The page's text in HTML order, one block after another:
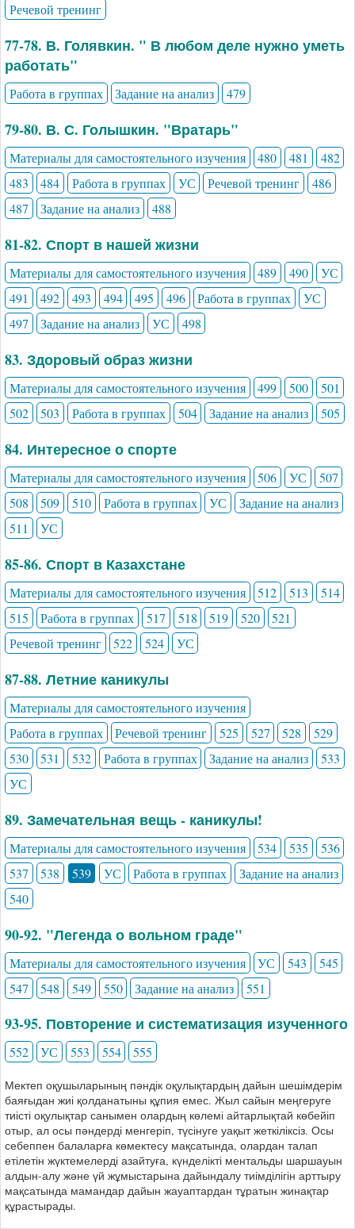
Речевой тренинг
77-78. В. Голявкин. " В любом деле нужно уметь
работать"
Работа в группах Задание на анализ 479
79-80. В. С. Голышкин. "Вратарь"
Материалы для самостоятельного изучения 480 481
482
483
484 Работа в группах УС Речевой тренинг
486
487
Задание на анализ 488
81-82. Спорт в нашей жизни
Материалы для самостоятельного изучения 489 490
УС
491
492 493 494 495 496 Работа в группах
УС
497
Задание на анализ УС 498
83. Здоровый образ жизни
Материалы для самостоятельного изучения 499 500
501
502
503 Работа в группах 504 Задание на анализ 505
84. Интересное о спорте
Материалы для самостоятельного изучения 506 УС
507
508
509 510 Работа в группах УС
Задание на анализ
511
УС
85-86. Спорт в Казахстане
Материалы для самостоятельного изучения 512 513
514
515
Работа в группах 517 518 519 520
521
Речевой тренинг
522 524 УС
87-88. Летние каникулы
Материалы для самостоятельного изучения
Работа в группах
Речевой тренинг 525 527 528
529
530
531 532 Работа в группах Задание на анализ
533
УС
89. Замечательная вещь - каникулы!
Материалы для самостоятельного изучения 534 535
536
537
538 539 УС Работа в группах
Задание на анализ
540
90-92. "Легенда о вольном граде"
Материалы для самостоятельного изучения УС 543
545
547
548 549 550 Задание на анализ 551
93-95. Повторение и систематизация изученного
552 УС 553 554 555
Мектеп оқушыларының пәндік оқулықтардың дайын шешімдерім
баяғыдан жиі қолданатыны құпия емес. Жыл сайын меңгеруге
тиісті оқулықтар санымен олардың көлемі айтарлықтай көбейіп
отыр, ал осы пәндерді менгеріп, түсінуге уақыт жеткіліксіз. Осы
себеппен балаларға көмектесу мақсатында, олардан талап
етілетін жүктемелерді азайтуға, күнделікті ментальды шаршауын
алдын-алу және үй жұмыстарына дайындалу тиімділігін арттыру
мақсатында мамандар дайын жауаптардан тұратын жинақтар
құрастырады.